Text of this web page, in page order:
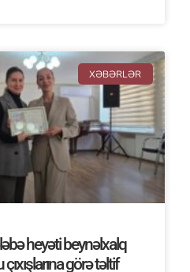
XƏBƏRLƏR
heyəti beynəlxalq
görə təltif